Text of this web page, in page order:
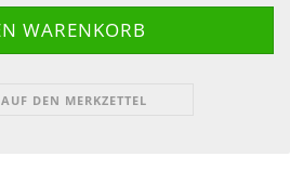
AUF DEN MERKZETTEL